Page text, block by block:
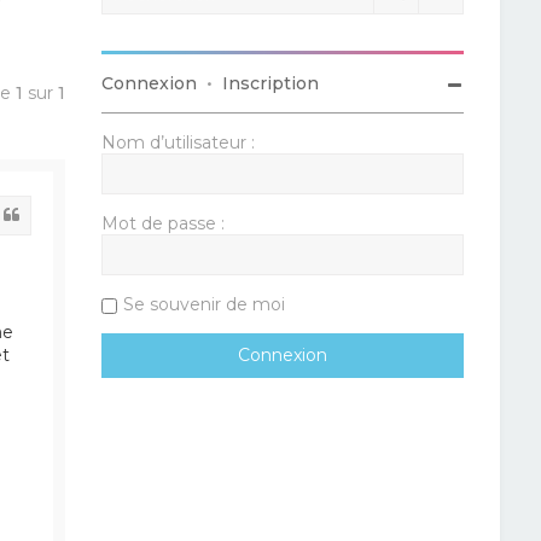
1 sur1 Connexion • Inscription
Nom d’utilisateur :
Mot de passe :
Se souvenir de moi